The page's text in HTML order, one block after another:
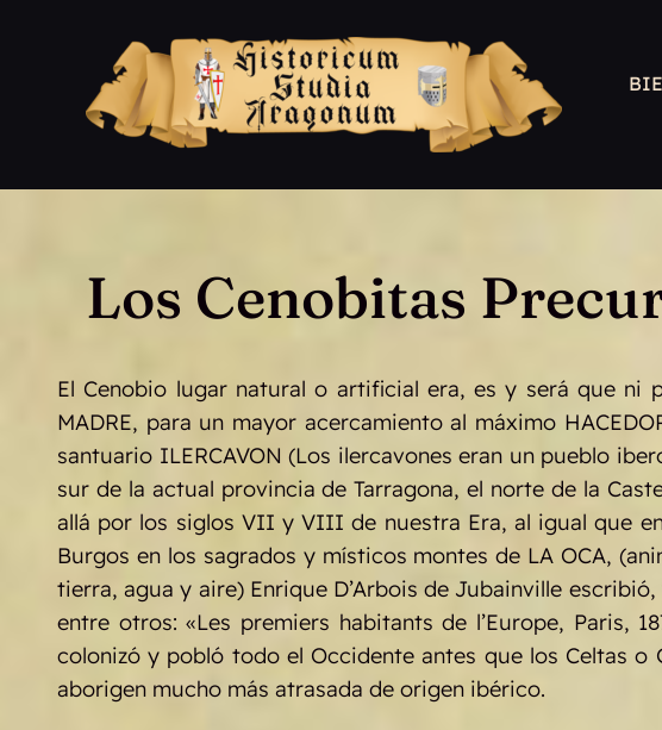
Los Cenobitas
El Cenobio lugar natural o artificial era, es y será que ni
MADRE, para un mayor acercamiento al máximo
santuario ILERCAVON (Los ilercavones eran un pueblo
sur de la actual provincia de Tarragona, el norte de la
allá por los siglos VII y VIII de nuestra Era, al igual que
Burgos en los sagrados y místicos montes de LA OCA,
tierra, agua y aire) Enrique D’Arbois de Jubainville
entre otros: «Les premiers habitants de l’Europe, Paris,
colonizó y pobló todo el Occidente antes que los Celtas
aborigen mucho más atrasada de origen ibérico.